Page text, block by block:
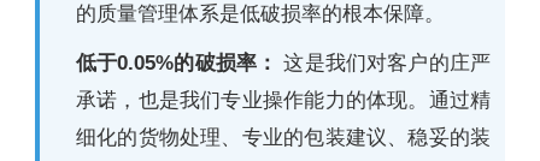
的质量管理体系是低破损率的根本保障。
低于0.05%的破损率：这是我们对客户的庄严
承诺，也是我们专业操作能力的体现。通过精
细化的货物处理、专业的包装建议、稳妥的装